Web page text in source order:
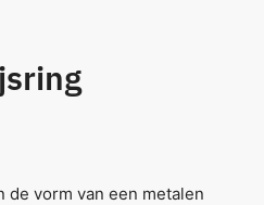
de vorm van een metalen